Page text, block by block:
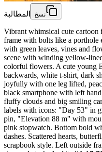
المطالبة نسخ
Vibrant whimsical cute cartoon
frame with bolts like a porthole
with green leaves, vines and
scene with winding yellow-
colorful flowers. A cute young
backwards, white t-shirt, dark
joyfully with one leg lifted,
black smartphone with left
fluffy clouds and big smiling
labels with icons: "Day 53" in
pin, "Elevation 88 m" with
pink stopwatch. Bottom bold
dashes. Scattered hearts,
scrapbook style. Left outside